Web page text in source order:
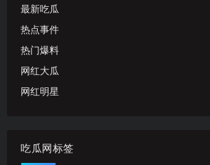
最新吃瓜
热点事件
热门爆料
网红大瓜
网红明星
吃瓜网标签